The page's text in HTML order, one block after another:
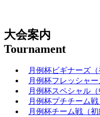
大会案内
Tournament
月例杯ビギナーズ（
月例杯フレッシャ
月例杯スペシャル（
月例杯プチチーム戦
月例杯チーム戦（初